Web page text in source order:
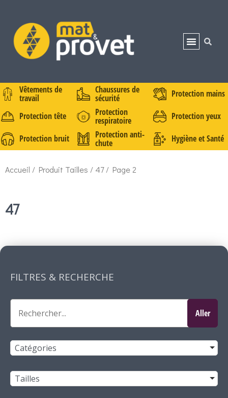
Vêtements de
travail
Chaussures de
sécurité
Protection mains
Protection tête
Protection
respiratoire
Protection yeux
Protection bruit
Protection anti-
chute Hygiène et Santé
Accueil / Produit Tailles / 47/ Page 2
47
FILTRES & RECHERCHE
Catégories
Tailles